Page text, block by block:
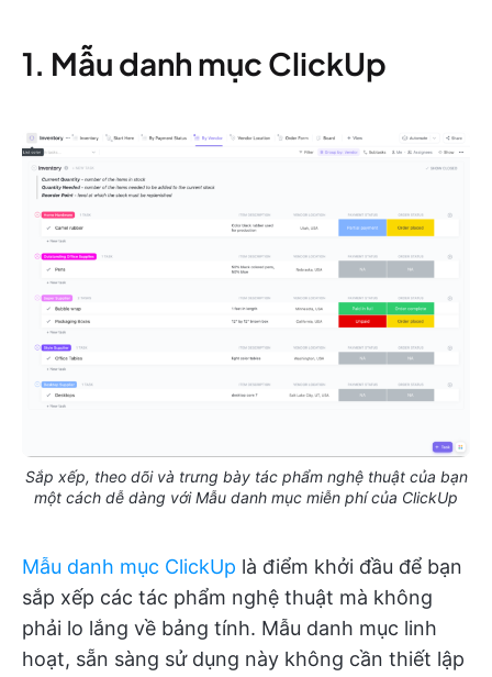
1. Mẫu danh mục ClickUp
Sắp xếp, theo dõi và trưng bày tác phẩm nghệ thuật của bạn
một cách dễ dàng với Mẫu danh mục miễn phí của ClickUp
Mẫu danh mục ClickUp là điểm khởi đầu để bạn
sắp xếp các tác phẩm nghệ thuật mà không
phải lo lắng về bảng tính. Mẫu danh mục linh
hoạt, sẵn sàng sử dụng này không cần thiết lập